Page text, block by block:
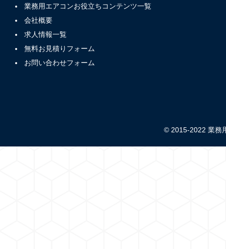
業務用エアコンお役立ちコンテンツ一覧
会社概要
求人情報一覧
無料お見積りフォーム
お問い合わせフォーム
© 2015-2022 業務